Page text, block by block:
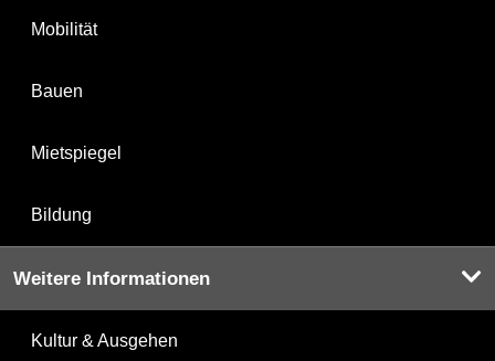
Mobilität
Bauen
Mietspiegel
Bildung
Weitere Informationen
Kultur & Ausgehen